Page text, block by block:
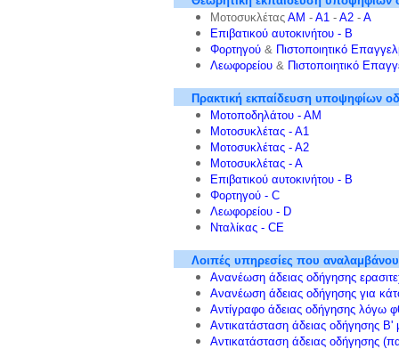
Μοτοσυκλέτας ΑΜ - Α1 - Α2 - Α
Επιβατικού αυτοκινήτου - B
Φορτηγού & Πιστοποιητικό
Λεωφορείου & Πιστοποιητικό
Πρακτική εκπαίδευση υποψηφίων
Μοτοποδηλάτου - ΑΜ
Μοτοσυκλέτας - Α1
Μοτοσυκλέτας - Α2
Μοτοσυκλέτας - Α
Επιβατικού αυτοκινήτου - Β
Φορτηγού - C
Λεωφορείου - D
Νταλίκας - CE
Λοιπές υπηρεσίες που
Ανανέωση άδειας οδήγησης
Ανανέωση άδειας οδήγησης για
Αντίγραφο άδειας οδήγησης λόγω
Αντικατάσταση άδειας οδήγησης
Αντικατάσταση άδειας οδήγησης